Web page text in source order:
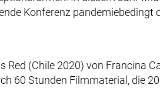
Konferenz pandemiebedingt
(Chile 2020) von Francina
60 Stunden Filmmaterial, die